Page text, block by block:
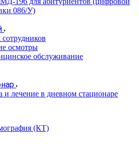
086/У)
осмотры
обслуживание
и лечение в дневном стационаре
(КТ)